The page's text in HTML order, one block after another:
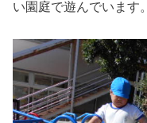
い園庭で遊んでいます。